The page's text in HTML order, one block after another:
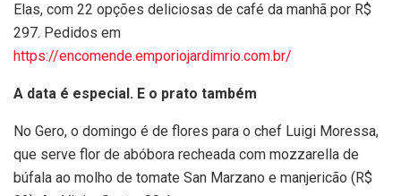
Elas, com 22 opções deliciosas de café da manhã por R$
297. Pedidos em
https://encomende.emporiojardimrio.com.br/
A data é especial. E o prato também
No Gero, o domingo é de flores para o chef Luigi Moressa,
que serve flor de abóbora recheada com mozzarella de
búfala ao molho de tomate San Marzano e manjericão (R$